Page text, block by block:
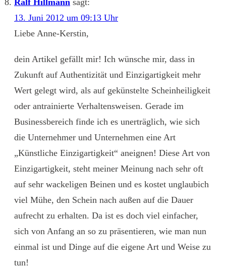
13. Juni 2012 um 09:13 Uhr
Liebe Anne-Kerstin,
dein Artikel gefällt mir! Ich wünsche mir, dass in
Zukunft auf Authentizität und Einzigartigkeit mehr
Wert gelegt wird, als auf gekünstelte Scheinheiligkeit
oder antrainierte Verhaltensweisen. Gerade im
Businessbereich finde ich es unerträglich, wie sich
die Unternehmer und Unternehmen eine Art
„Künstliche Einzigartigkeit“ aneignen! Diese Art von
Einzigartigkeit, steht meiner Meinung nach sehr oft
auf sehr wackeligen Beinen und es kostet unglaubich
viel Mühe, den Schein nach außen auf die Dauer
aufrecht zu erhalten. Da ist es doch viel einfacher,
sich von Anfang an so zu präsentieren, wie man nun
einmal ist und Dinge auf die eigene Art und Weise zu
tun!